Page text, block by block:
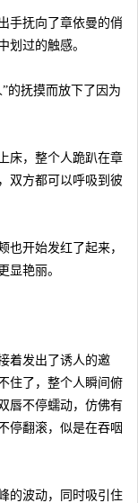
抚向了章依曼的俏
划过的触感。
抚摸而放下了因为
，整个人跪趴在章
双方都可以呼吸到彼
开始发红了起来，
显艳丽。
发出了诱人的邀
住了，整个人瞬间俯
唇不停蠕动，仿佛有
停翻滚，似是在吞咽
波动，同时吸引住